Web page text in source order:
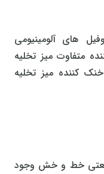
های آلومینیومی
متفاوت میز تخلیه
کننده میز تخلیه
خط و خش وجود